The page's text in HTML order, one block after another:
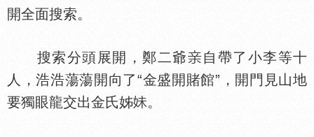
開全面搜索。
搜索分頭展開，鄭二爺
自帶了小李等十
人，浩浩蕩蕩開向了“金盛開賭館”，開門見山地
要獨眼龍交出金氏姊
。